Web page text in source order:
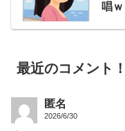
唱
最近のコメント！
匿名
2026/6/30